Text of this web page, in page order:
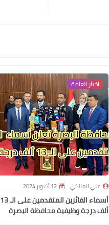
اخبار العامة
علي المالكي 12 أكتوبر 2024
أسماء الفائزين المتقدمين على الـ 13
ألف درجة وظيفية محافظة البصرة